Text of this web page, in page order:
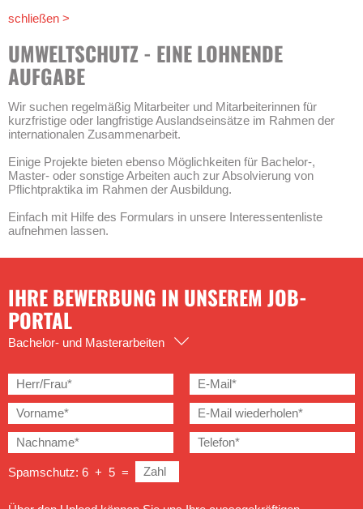
schließen >
UMWELTSCHUTZ - EINE LOHNENDE
AUFGABE
Wir suchen regelmäßig Mitarbeiter und Mitarbeiterinnen für
kurzfristige oder langfristige Auslandseinsätze im Rahmen der
internationalen Zusammenarbeit.
Einige Projekte bieten ebenso Möglichkeiten für Bachelor-,
Master- oder sonstige Arbeiten auch zur Absolvierung von
Pflichtpraktika im Rahmen der Ausbildung.
Einfach mit Hilfe des Formulars in unsere Interessentenliste
aufnehmen lassen.
IHRE BEWERBUNG IN UNSEREM JOB-
PORTAL
Bachelor- und Masterarbeiten
Spamschutz: 6 + 5 =